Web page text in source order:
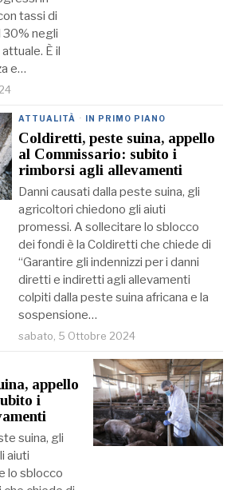
tassi di
30% negli
È il
e…
ATTUALITÀ · IN PRIMO PIANO
Coldiretti, peste suina, appello
al Commissario: subito i
rimborsi agli allevamenti
Danni causati dalla peste suina, gli
agricoltori chiedono gli aiuti
promessi. A sollecitare lo sblocco
dei fondi è la Coldiretti che chiede di
“Garantire gli indennizzi per i danni
diretti e indiretti agli allevamenti
colpiti dalla peste suina africana e la
sospensione…
sabato, 5 Ottobre 2024
appello
i
suina, gli
aiuti
lo sblocco